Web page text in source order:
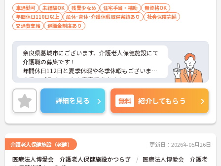
車通勤可 未経験OK 残業少なめ 住宅手当・補助
無資格OK
年間休日110日以上
産休･育休･介護休暇取得実績あり
社会保険完備
交通費支給
退職金制度あり
奈良県葛城市にございます、介護老人保健施設にて
介護職の募集です！
年間休日112日と夏季休暇や冬季休暇もございます
ので、プライベートも充実できます！
ご興味ある方には、面接対策ポイントなど、さらに
詳細をお話しいたしますのでお気軽にご相談くださ
い！
詳細を見る 無料 紹介してもらう
介護老人保健施設（老健） 更新日：2026年05月26日
医療法人博愛会 介護老人保健施設かつらぎ
医療法人博愛会 介護老